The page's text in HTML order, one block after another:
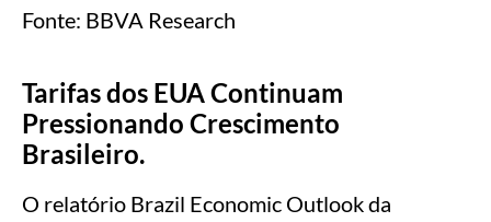
Fonte: BBVA Research
Tarifas dos EUA Continuam
Pressionando Crescimento
Brasileiro.
O relatório Brazil Economic Outlook da